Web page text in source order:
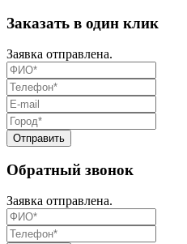
Заказать в один клик
Заявка отправлена.
Обратный звонок
Заявка отправлена.